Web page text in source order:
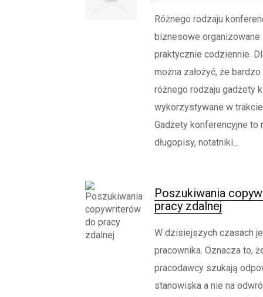
Różnego rodzaju
biznesowe
praktycznie codziennie.
można założyć, że
różnego rodzaju gadżety
wykorzystywane w
Gadżety konferencyjne to
długopisy, notatniki...
Poszukiwania
pracy zdalnej
W dzisiejszych czasach
pracownika. Oznacza to,
pracodawcy szukają
stanowiska a nie na